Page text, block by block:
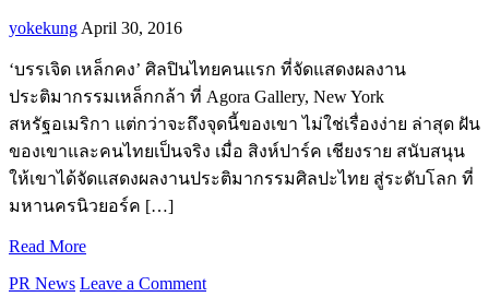
yokekung April 30, 2016
‘บรรเจิด เหล็กคง’ ศิลปินไทยคนแรก ที่จัดแสดงผลงาน
ประติมากรรมเหล็กกล้า ที่ Agora Gallery, New York
สหรัฐอเมริกา แต่กว่าจะถึงจุดนี้ของเขา ไม่ใช่เรื่องง่าย ล่าสุด ฝัน
ของเขาและคนไทยเป็นจริง เมื่อ สิงห์ปาร์ค เชียงราย สนับสนุน
ให้เขาได้จัดแสดงผลงานประติมากรรมศิลปะไทย สู่ระดับโลก ที่
มหานครนิวยอร์ค […]
Read More
PR News Leave a Comment